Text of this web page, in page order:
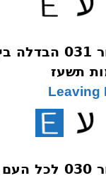
יום כיפור 031
תשעז
יום כיפור 030